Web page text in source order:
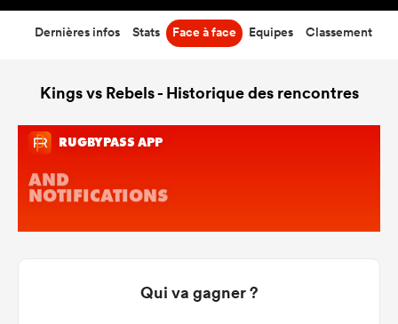
Dernières infos Stats Face à face Equipes Classement
Kings vs Rebels - Historique des rencontres
Qui va gagner ?